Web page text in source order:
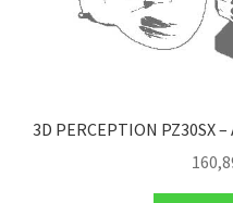
3D PERCEPTION